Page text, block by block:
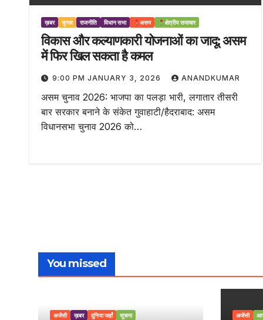
ख़बर चुनाव राजनीति विधान सभा असम क्षेत्रीय समाचार
विकास और कल्याणकारी योजनाओं का जादू: असम
में फिर खिल सकता है कमल
9:00 PM JANUARY 3, 2026 ANANDKUMAR
असम चुनाव 2026: भाजपा का पलड़ा भारी, लगातार तीसरी
बार सरकार बनाने के संकेत गुवाहाटी/हैदराबाद: असम
विधानसभा चुनाव 2026 को…
You missed
अजेंसी ख़बर दुनिया जहाँ सूचना अजेंसी